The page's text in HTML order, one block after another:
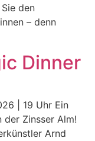
den
– denn
Dinner
| 19 Uhr Ein
Zinsser Alm!
Arnd